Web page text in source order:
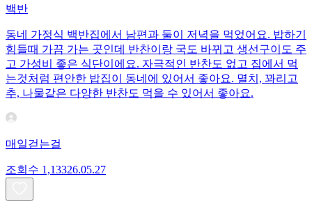
백반
동네 가정식 백반집에서 남편과 둘이 저녁을 먹었어요. 밥하기
힘들때 가끔 가는 곳인데 반찬이랑 국도 바뀌고 생선구이도 주
고 가성비 좋은 식단이에요. 자극적인 반찬도 없고 집에서 먹
는것처럼 편안한 밥집이 동네에 있어서 좋아요. 멸치, 꽈리고
추, 나물같은 다양한 반찬도 먹을 수 있어서 좋아요.
매일걷는걸
조회수 1,13326.05.27